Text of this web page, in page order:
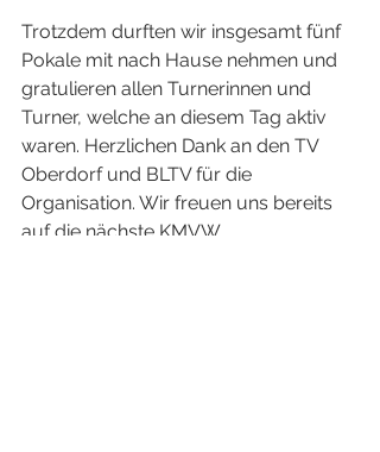
Trotzdem durften wir insgesamt fünf
Pokale mit nach Hause nehmen und
gratulieren allen Turnerinnen und
Turner, welche an diesem Tag aktiv
waren. Herzlichen Dank an den TV
Oberdorf und BLTV für die
Organisation. Wir freuen uns bereits
auf die nächste KMVW.